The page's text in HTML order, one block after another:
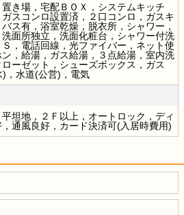
き場，宅配ＢＯＸ，システムキッチ
スコンロ設置済，２口コンロ，ガスキ
ス有，浴室乾燥，脱衣所，シャワー，
面所独立，洗面化粧台，シャワー付洗
，電話回線，光ファイバー，ネット使
，給湯，ガス給湯，３点給湯，室内洗
ーゼット，シューズボックス，ガス
，水道(公営)，電気
坦地，２Ｆ以上，オートロック，ディ
通風良好，カード決済可(入居時費用)